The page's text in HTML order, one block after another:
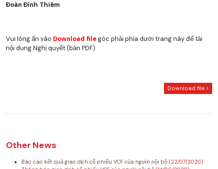
Đoàn Đình Thiêm
Vui lòng ấn vào Download filegóc phải phía dưới trang này để tải
nội dung Nghị quyết (bản PDF)
Download file >
Other News
Báo cáo kết quả giao dịch cổ phiếu VCF của người nội bộ (22/07/2020)